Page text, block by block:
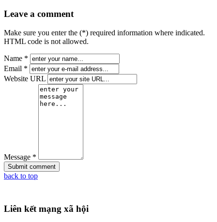
Leave a comment
Make sure you enter the (*) required information where indicated.
HTML code is not allowed.
Name *
Email *
Website URL
Message *
back to top
Liên kết mạng xã hội